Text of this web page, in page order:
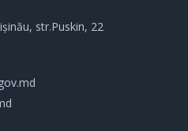
str.Puskin, 22